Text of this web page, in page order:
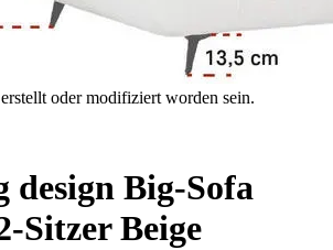
oder modifiziert worden sein.
design Big-Sofa
Sitzer Beige